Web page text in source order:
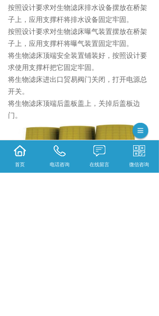
按照设计要求对生物滤床排水设备摆放在桥架
子上，应用支撑杆将排水设备固定牢固。
按照设计要求对生物滤床曝气装置摆放在桥架
子上，应用支撑杆将曝气装置固定牢固。
将生物滤床顶端安全装置铺装好，按照设计要
求使用支撑杆把它固定牢固。
将生物滤床进出口贸易阀门关闭，打开电源总
开关。
将生物滤床顶端后盖板盖上，关掉后盖板边
门。
首页 电话咨询 在线留言 微信咨询